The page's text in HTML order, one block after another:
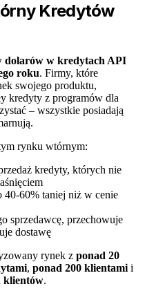
Kredytów
dolarów w kredytach API
roku. Firmy, które
swojego produktu,
kredyty z programów dla
– wszystkie posiadają
rynku wtórnym:
kredyty, których nie
40-60% taniej niż w cenie
sprzedawcę, przechowuje
dostawę
rynek z ponad 20
, ponad 200 klientami i
klientów.